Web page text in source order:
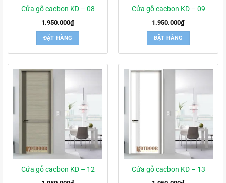
Cửa gỗ cacbon KD – 08
1.950.000₫
ĐẶT HÀNG
Cửa gỗ cacbon KD – 09
1.950.000₫
ĐẶT HÀNG
Cửa gỗ cacbon KD – 12 Cửa gỗ cacbon KD – 13